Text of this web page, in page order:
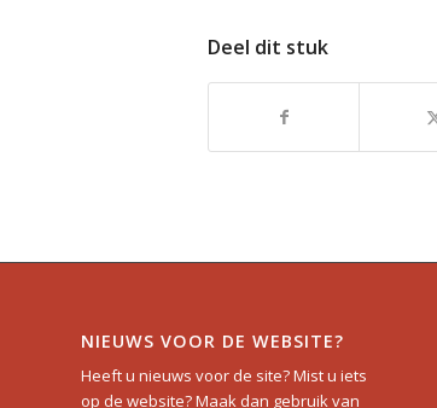
Deel dit stuk
NIEUWS VOOR DE WEBSITE?
Heeft u nieuws voor de site? Mist u iets
op de website? Maak dan gebruik van